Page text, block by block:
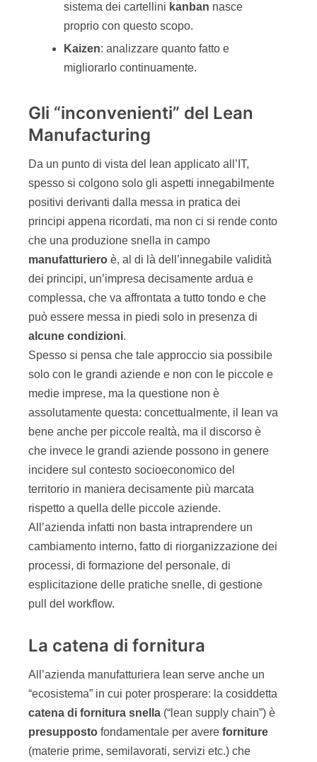
sistema dei cartellini kanban nasce
proprio con questo scopo.
Kaizen: analizzare quanto fatto e
migliorarlo continuamente.
Gli “inconvenienti” del Lean
Manufacturing
Da un punto di vista del lean applicato all’IT,
spesso si colgono solo gli aspetti innegabilmente
positivi derivanti dalla messa in pratica dei
principi appena ricordati, ma non ci si rende conto
che una produzione snella in campo
manufatturiero è, al di là dell’innegabile validità
dei principi, un’impresa decisamente ardua e
complessa, che va affrontata a tutto tondo e che
può essere messa in piedi solo in presenza di
alcune condizioni.
Spesso si pensa che tale approccio sia possibile
solo con le grandi aziende e non con le piccole e
medie imprese, ma la questione non è
assolutamente questa: concettualmente, il lean va
bene anche per piccole realtà, ma il discorso è
che invece le grandi aziende possono in genere
incidere sul contesto socioeconomico del
territorio in maniera decisamente più marcata
rispetto a quella delle piccole aziende.
All’azienda infatti non basta intraprendere un
cambiamento interno, fatto di riorganizzazione dei
processi, di formazione del personale, di
esplicitazione delle pratiche snelle, di gestione
pull del workflow.
La catena di fornitura
All’azienda manufatturiera lean serve anche un
“ecosistema” in cui poter prosperare: la cosiddetta
catena di fornitura snella (“lean supply chain”) è
presupposto fondamentale per avere forniture
(materie prime, semilavorati, servizi etc.) che